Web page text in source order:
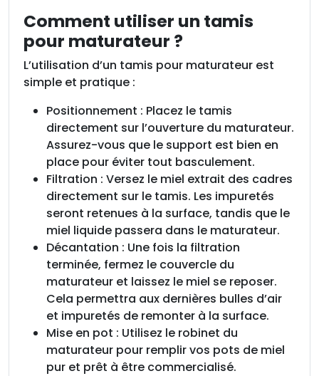
Comment utiliser un tamis
pour maturateur ?
L’utilisation d’un tamis pour maturateur est
simple et pratique :
Positionnement : Placez le tamis
directement sur l’ouverture du maturateur.
Assurez-vous que le support est bien en
place pour éviter tout basculement.
Filtration : Versez le miel extrait des cadres
directement sur le tamis. Les impuretés
seront retenues à la surface, tandis que le
miel liquide passera dans le maturateur.
Décantation : Une fois la filtration
terminée, fermez le couvercle du
maturateur et laissez le miel se reposer.
Cela permettra aux dernières bulles d’air
et impuretés de remonter à la surface.
Mise en pot : Utilisez le robinet du
maturateur pour remplir vos pots de miel
pur et prêt à être commercialisé.